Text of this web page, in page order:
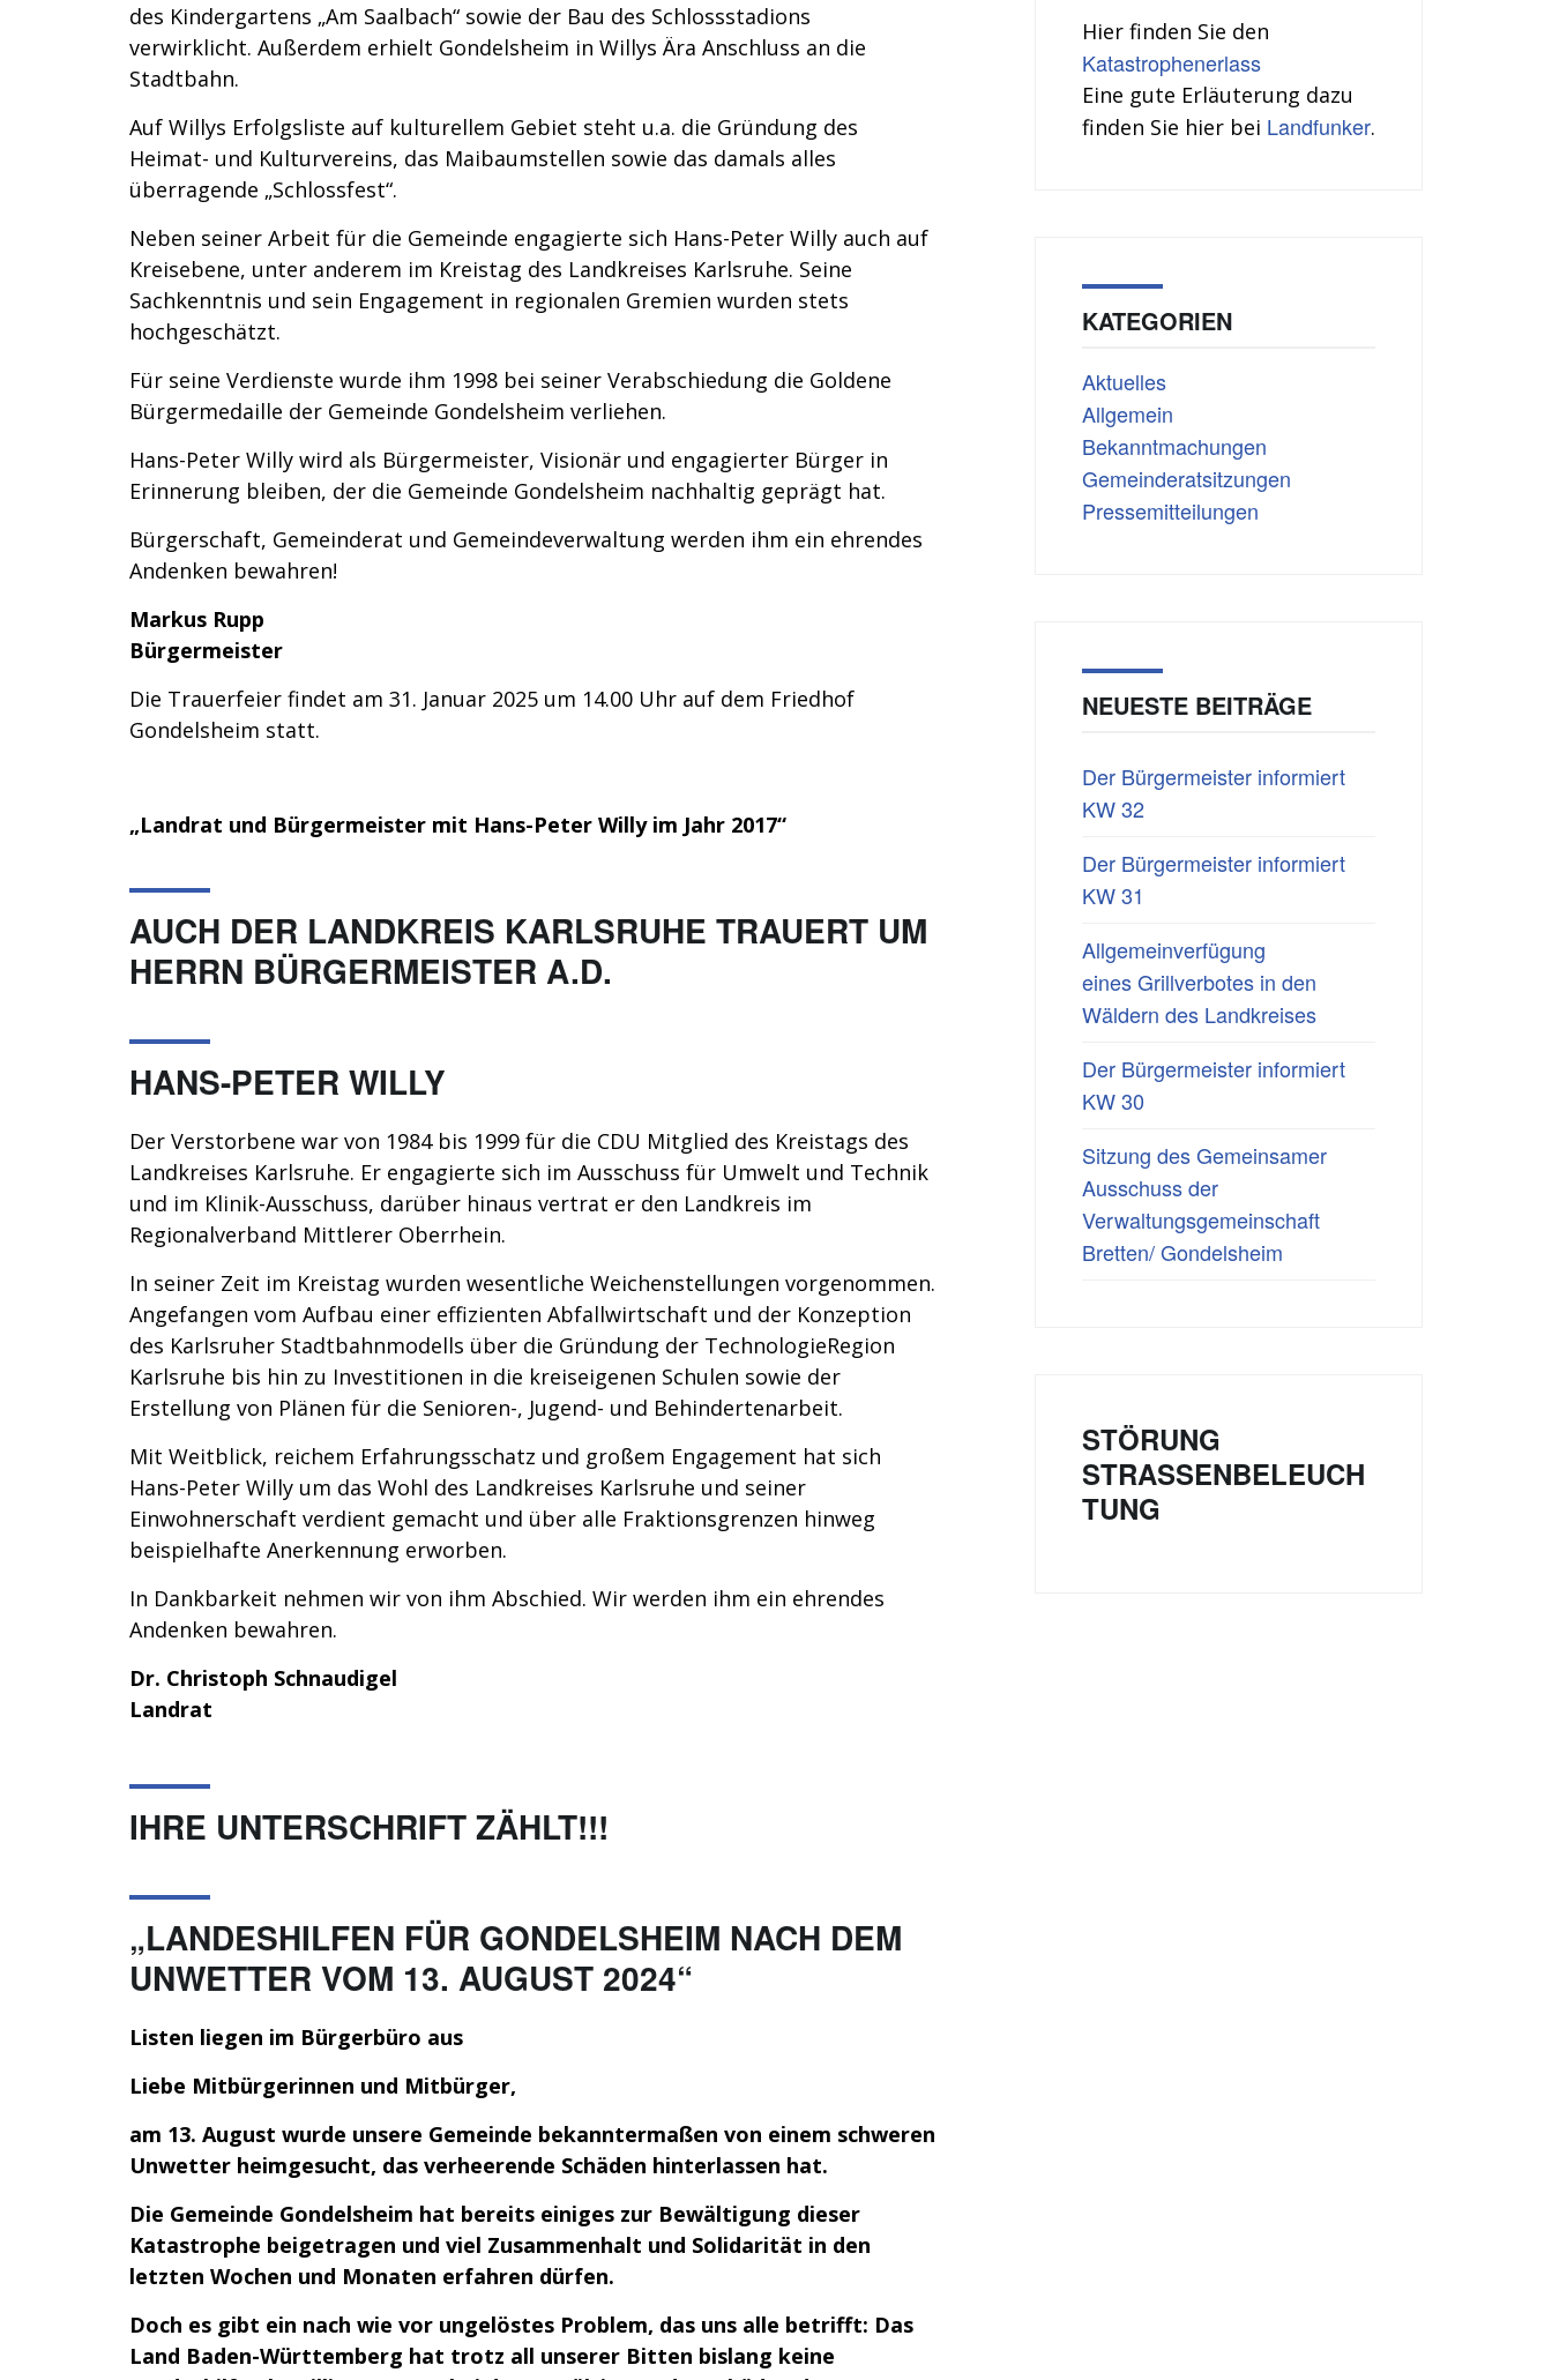
des Kindergartens „Am Saalbach“ sowie der Bau des Schlossstadions
verwirklicht. Außerdem erhielt Gondelsheim in Willys Ära Anschluss an die
Stadtbahn.
Auf Willys Erfolgsliste auf kulturellem Gebiet steht u.a. die Gründung des
Heimat- und Kulturvereins, das Maibaumstellen sowie das damals alles
überragende „Schlossfest“.
Neben seiner Arbeit für die Gemeinde engagierte sich Hans-Peter Willy auch auf
Kreisebene, unter anderem im Kreistag des Landkreises Karlsruhe. Seine
Sachkenntnis und sein Engagement in regionalen Gremien wurden stets
hochgeschätzt.
Für seine Verdienste wurde ihm 1998 bei seiner Verabschiedung die Goldene
Bürgermedaille der Gemeinde Gondelsheim verliehen.
Hans-Peter Willy wird als Bürgermeister, Visionär und engagierter Bürger in
Erinnerung bleiben, der die Gemeinde Gondelsheim nachhaltig geprägt hat.
Bürgerschaft, Gemeinderat und Gemeindeverwaltung werden ihm ein ehrendes
Andenken bewahren!
Markus Rupp
Bürgermeister
Die Trauerfeier findet am 31. Januar 2025 um 14.00 Uhr auf dem Friedhof
Gondelsheim statt.
„Landrat und Bürgermeister mit Hans-Peter Willy im Jahr 2017“
AUCH DER LANDKREIS KARLSRUHE TRAUERT UM
HERRN BÜRGERMEISTER A.D.
HANS-PETER WILLY
Der Verstorbene war von 1984 bis 1999 für die CDU Mitglied des Kreistags des
Landkreises Karlsruhe. Er engagierte sich im Ausschuss für Umwelt und Technik
und im Klinik-Ausschuss, darüber hinaus vertrat er den Landkreis im
Regionalverband Mittlerer Oberrhein.
In seiner Zeit im Kreistag wurden wesentliche Weichenstellungen vorgenommen.
Angefangen vom Aufbau einer effizienten Abfallwirtschaft und der Konzeption
des Karlsruher Stadtbahnmodells über die Gründung der TechnologieRegion
Karlsruhe bis hin zu Investitionen in die kreiseigenen Schulen sowie der
Erstellung von Plänen für die Senioren-, Jugend- und Behindertenarbeit.
Mit Weitblick, reichem Erfahrungsschatz und großem Engagement hat sich
Hans-Peter Willy um das Wohl des Landkreises Karlsruhe und seiner
Einwohnerschaft verdient gemacht und über alle Fraktionsgrenzen hinweg
beispielhafte Anerkennung erworben.
In Dankbarkeit nehmen wir von ihm Abschied. Wir werden ihm ein ehrendes
Andenken bewahren.
Dr. Christoph Schnaudigel
Landrat
IHRE UNTERSCHRIFT ZÄHLT!!!
„LANDESHILFEN FÜR GONDELSHEIM NACH DEM
UNWETTER VOM 13. AUGUST 2024“
Listen liegen im Bürgerbüro aus
Liebe Mitbürgerinnen und Mitbürger,
am 13. August wurde unsere Gemeinde bekanntermaßen von einem schweren
Unwetter heimgesucht, das verheerende Schäden hinterlassen hat.
Die Gemeinde Gondelsheim hat bereits einiges zur Bewältigung dieser
Katastrophe beigetragen und viel Zusammenhalt und Solidarität in den
letzten Wochen und Monaten erfahren dürfen.
Doch es gibt ein nach wie vor ungelöstes Problem, das uns alle betrifft: Das
Land Baden-Württemberg hat trotz all unserer Bitten bislang keine
Hier finden Sie den
Katastrophenerlass
Eine gute Erläuterung dazu
finden Sie hier bei Landfunker.
KATEGORIEN
Aktuelles
Allgemein
Bekanntmachungen
Gemeinderatsitzungen
Pressemitteilungen
NEUESTE BEITRÄGE
Der Bürgermeister informiert
KW 32
Der Bürgermeister informiert
KW 31
Allgemeinverfügung
eines Grillverbotes in den
Wäldern des Landkreises
Der Bürgermeister informiert
KW 30
Sitzung des Gemeinsamer
Ausschuss der
Verwaltungsgemeinschaft
Bretten/ Gondelsheim
STÖRUNG
STRASSENBELEUCHT
UNG